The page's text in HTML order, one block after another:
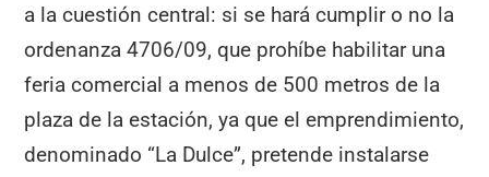
a la cuestión central: si se hará cumplir o no la
ordenanza 4706/09, que prohíbe habilitar una
feria comercial a menos de 500 metros de la
plaza de la estación, ya que el emprendimiento,
denominado “La Dulce”, pretende instalarse